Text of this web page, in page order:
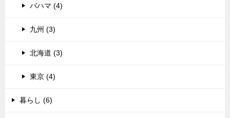
バハマ (4)
九州 (3)
北海道 (3)
東京 (4)
暮らし (6)